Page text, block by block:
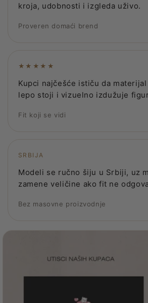
kroja, udobnosti i izgleda uživo.
Proveren domaći brend
★★★★★
Kupci najčešće ističu da
lepo stoji i vizuelno izdužuje
Fit koji se vidi
SRBIJA
Modeli se ručno šiju u Srbiji, uz
zamene veličine ako fit ne
Bez masovne proizvodnje